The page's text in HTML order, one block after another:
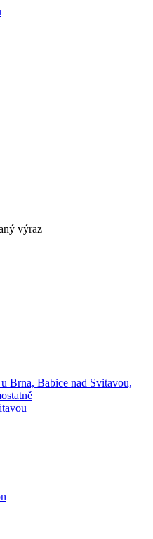
výraz
Brna, Babice nad Svitavou,